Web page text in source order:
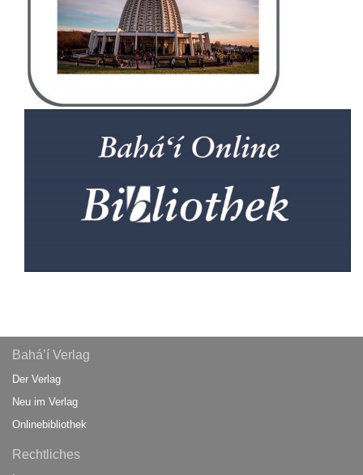
Bahá’í Verlag
Der Verlag
Neu im Verlag
Onlinebibliothek
Rechtliches